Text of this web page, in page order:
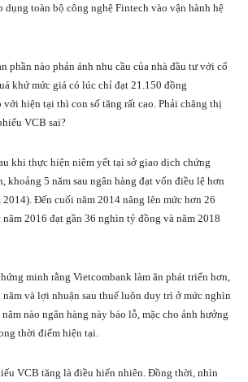
dụng toàn bộ công nghệ Fintech vào vận hành hệ
phần nào phản ánh nhu cầu của nhà đầu tư với cổ
khứ mức giá có lúc chỉ đạt 21.150 đồng
hiện tại thì con số tăng rất cao. Phải chăng thị
VCB sai?
khi thực hiện niêm yết tại sở giao dịch chứng
khoảng 5 năm sau ngân hàng đạt vốn điều lệ hơn
Đến cuối năm 2014 nâng lên mức hơn 26
2016 đạt gần 36 nghìn tỷ đồng và năm 2018
minh rằng Vietcombank làm ăn phát triển hơn,
và lợi nhuận sau thuế luôn duy trì ở mức nghìn
nào ngân hàng này báo lỗ, mặc cho ảnh hưởng
thời điểm hiện tại.
VCB tăng là điều hiển nhiên. Đồng thời, nhìn